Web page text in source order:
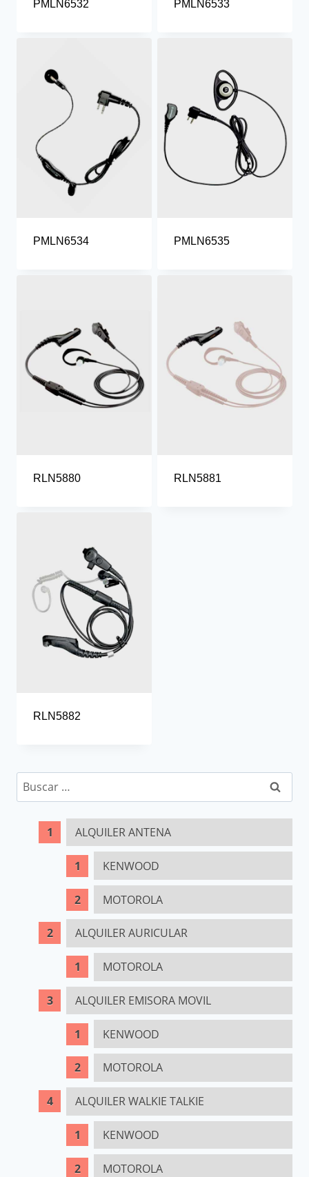
PMLN6532 PMLN6533
PMLN6534 PMLN6535
RLN5880 RLN5881
RLN5882
Buscar:
ALQUILER ANTENA
KENWOOD
MOTOROLA
ALQUILER AURICULAR
MOTOROLA
ALQUILER EMISORA MOVIL
KENWOOD
MOTOROLA
ALQUILER WALKIE TALKIE
KENWOOD
MOTOROLA